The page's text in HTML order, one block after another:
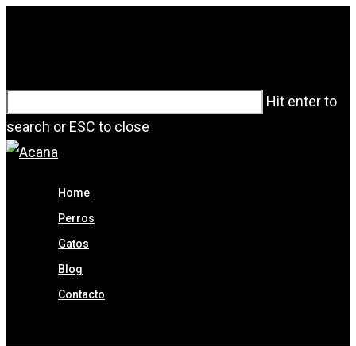
Hit enter to
search or ESC to close
Home
Perros
Gatos
Blog
Contacto